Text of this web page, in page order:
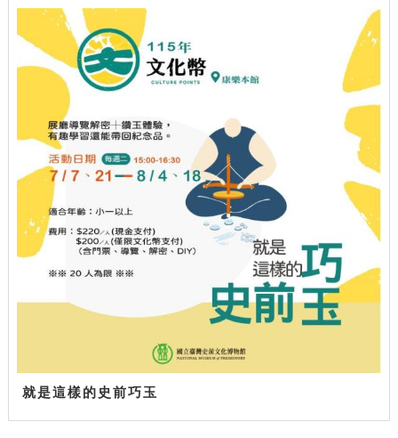
就是這樣的史前巧玉